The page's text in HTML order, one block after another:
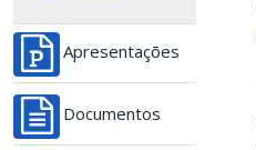
Apresentações
Documentos